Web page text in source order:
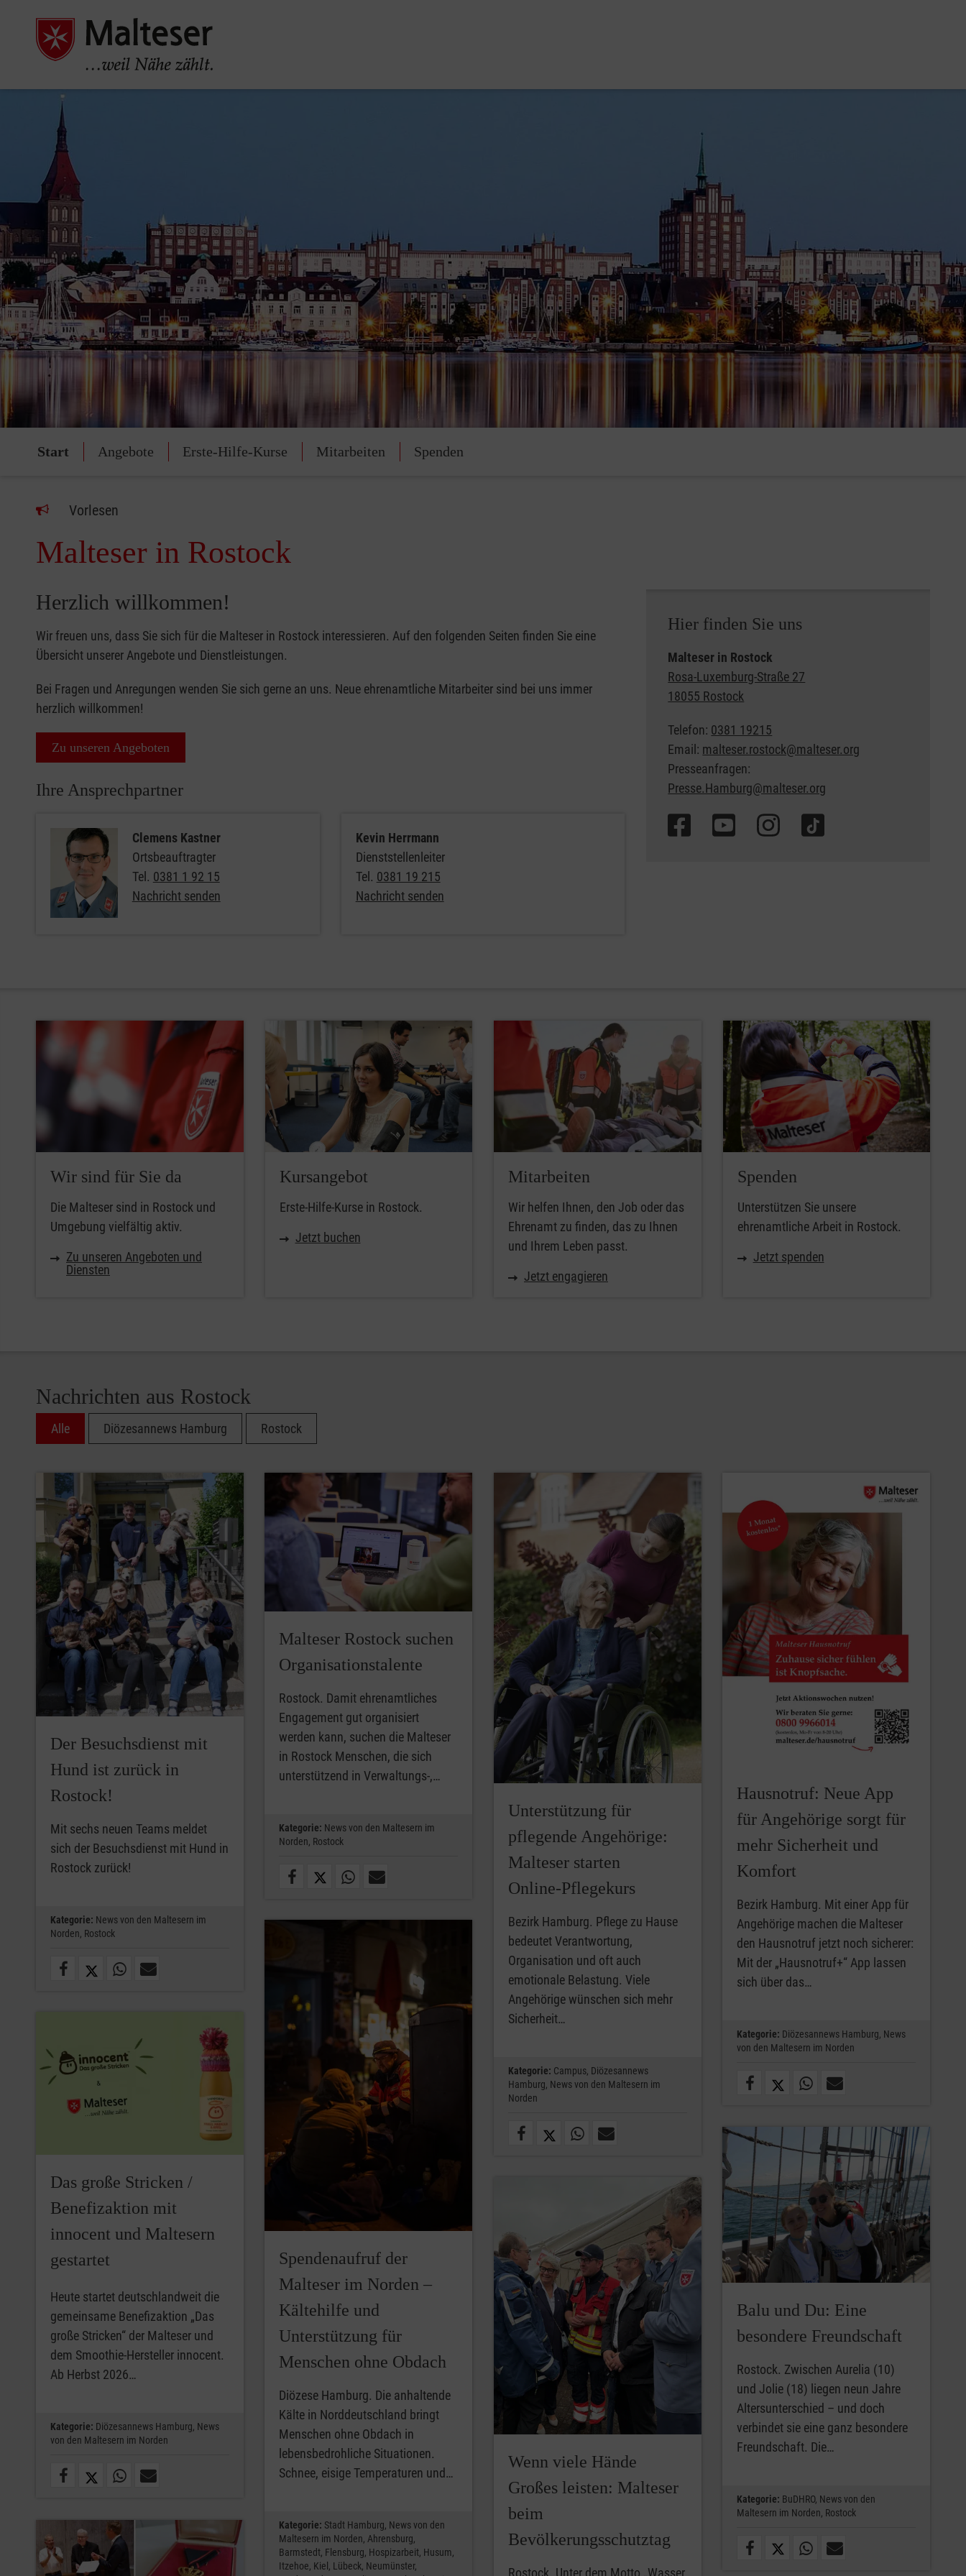
Start Angebote Erste-Hilfe-Kurse Mitarbeiten Spenden
Vorlesen
Malteser in Rostock
Herzlich willkommen!
Wir freuen uns, dass Sie sich für die Malteser in Rostock interessieren. Auf den folgenden Seiten finden Sie eine
Übersicht unserer Angebote und Dienstleistungen.
Bei Fragen und Anregungen wenden Sie sich gerne an uns. Neue ehrenamtliche Mitarbeiter sind bei uns immer
herzlich willkommen!
Zu unseren Angeboten
Ihre Ansprechpartner
Clemens Kastner
Ortsbeauftragter
Tel. 0381 1 92 15
Nachricht senden
Kevin Herrmann
Dienststellenleiter
Tel. 0381 19 215
Nachricht senden
Hier finden Sie uns
Malteser in Rostock
Rosa-Luxemburg-Straße 27
18055 Rostock
Telefon: 0381 19215
Email: malteser.rostock@malteser.org
Presseanfragen:
Presse.Hamburg@malteser.org
Wir sind für Sie da
Die Malteser sind in Rostock und
Umgebung vielfältig aktiv.
Zu unseren Angeboten und
Diensten
Kursangebot
Erste-Hilfe-Kurse in Rostock.
Jetzt buchen
Mitarbeiten
Wir helfen Ihnen, den Job oder das
Ehrenamt zu finden, das zu Ihnen
und Ihrem Leben passt.
Jetzt engagieren
Spenden
Unterstützen Sie unsere
ehrenamtliche Arbeit in Rostock.
Jetzt spenden
Nachrichten aus Rostock
Alle Diözesannews Hamburg Rostock
Der Besuchsdienst mit
Hund ist zurück in
Rostock!
Mit sechs neuen Teams meldet
sich der Besuchsdienst mit Hund in
Rostock zurück!
Kategorie: News von den Maltesern im
Norden, Rostock
Malteser Rostock suchen
Organisationstalente
Rostock. Damit ehrenamtliches
Engagement gut organisiert
werden kann, suchen die Malteser
in Rostock Menschen, die sich
unterstützend in Verwaltungs-,…
Kategorie: News von den Maltesern im
Norden, Rostock
Unterstützung für
pflegende Angehörige:
Malteser starten
Online‑Pflegekurs
Bezirk Hamburg. Pflege zu Hause
bedeutet Verantwortung,
Organisation und oft auch
emotionale Belastung. Viele
Angehörige wünschen sich mehr
Sicherheit…
Kategorie: Campus, Diözesannews
Hamburg, News von den Maltesern im
Norden
Hausnotruf: Neue App
für Angehörige sorgt für
mehr Sicherheit und
Komfort
Bezirk Hamburg. Mit einer App für
Angehörige machen die Malteser
den Hausnotruf jetzt noch sicherer:
Mit der „Hausnotruf+“ App lassen
sich über das…
Kategorie: Diözesannews Hamburg, News
von den Maltesern im Norden
Spendenaufruf der
Malteser im Norden –
Kältehilfe und
Unterstützung für
Menschen ohne Obdach
Diözese Hamburg. Die anhaltende
Kälte in Norddeutschland bringt
Menschen ohne Obdach in
lebensbedrohliche Situationen.
Schnee, eisige Temperaturen und…
Kategorie: Stadt Hamburg, News von den
Maltesern im Norden, Ahrensburg,
Barmstedt, Flensburg, Hospizarbeit, Husum,
Itzehoe, Kiel, Lübeck, Neumünster,
Das große Stricken /
Benefizaktion mit
innocent und Maltesern
gestartet
Heute startet deutschlandweit die
gemeinsame Benefizaktion „Das
große Stricken“ der Malteser und
dem Smoothie-Hersteller innocent.
Ab Herbst 2026…
Kategorie: Diözesannews Hamburg, News
von den Maltesern im Norden
Balu und Du: Eine
besondere Freundschaft
Rostock. Zwischen Aurelia (10)
und Jolie (18) liegen neun Jahre
Altersunterschied – und doch
verbindet sie eine ganz besondere
Freundschaft. Die…
Kategorie: BuDHRO, News von den
Maltesern im Norden, Rostock
Wenn viele Hände
Großes leisten: Malteser
beim
Bevölkerungsschutztag
Rostock. Unter dem Motto „Wasser